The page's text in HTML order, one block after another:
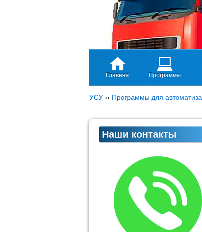
Главная Программы
УСУ ›› Программы для
Наши контакты